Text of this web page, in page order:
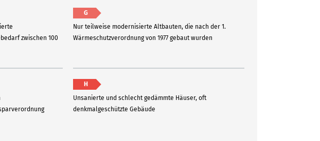
zwischen 100
G
Nur teilweise modernisierte Altbauten, die nach der 1.
Wärmeschutzverordnung von 1977 gebaut wurden
H
Unsanierte und schlecht gedämmte Häuser, oft
denkmalgeschützte Gebäude